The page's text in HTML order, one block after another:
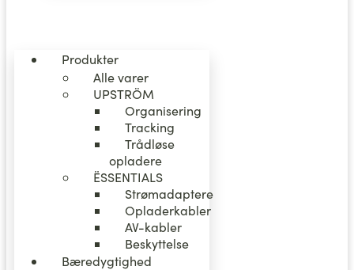
Produkter
Alle varer
UPSTRÖM
Organisering
Tracking
Trådløse
opladere
ËSSENTIALS
Strømadaptere
Opladerkabler
AV-kabler
Beskyttelse
Bæredygtighed